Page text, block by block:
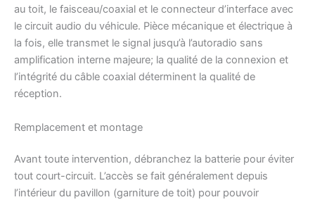
au toit, le faisceau/coaxial et le connecteur d’interface avec
le circuit audio du véhicule. Pièce mécanique et électrique à
la fois, elle transmet le signal jusqu’à l’autoradio sans
amplification interne majeure; la qualité de la connexion et
l’intégrité du câble coaxial déterminent la qualité de
réception.
Remplacement et montage
Avant toute intervention, débranchez la batterie pour éviter
tout court-circuit. L’accès se fait généralement depuis
l’intérieur du pavillon (garniture de toit) pour pouvoir